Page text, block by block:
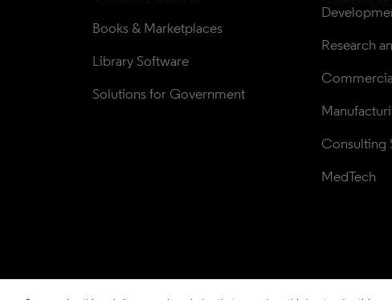
Books & Marketplaces
Library Software
Solutions for Government
Research
Consulting
MedTech